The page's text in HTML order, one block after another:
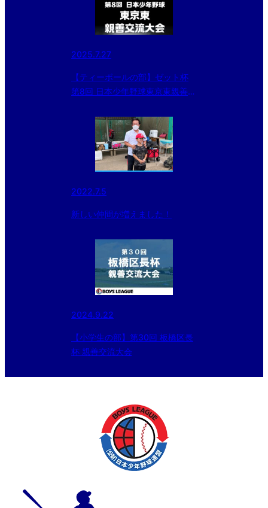
2025.7.27
【ティーボールの部】ゼット杯
第8回 日本少年野球東京東親善交
2022.7.5
新しい仲間が増えました！
2024.9.22
【小学生の部】第30回 板橋区長
杯 親善交流大会